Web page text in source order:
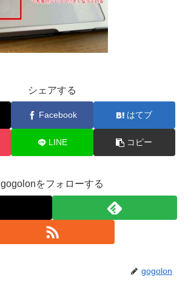
シェアする
Facebook はてブ
LINE コピー
gogolonをフォローする
gogolon